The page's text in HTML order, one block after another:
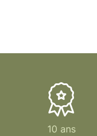
10 ans